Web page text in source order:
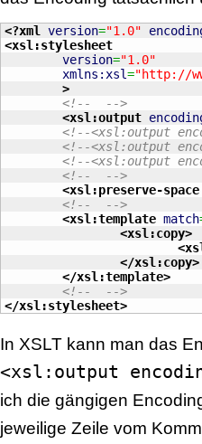
<?xml version="1.0"
<xsl:stylesheet
version="1.0"
xmlns:xsl="http://
>
<!--  -->
<xsl:output
<!--<xsl:output
<!--<xsl:output
<!--<xsl:output
<!--  -->
<xsl:preserve-space
<!--  -->
<xsl:template match
<xsl:copy>
</xsl:copy>
</xsl:template>
<!--  -->
</xsl:stylesheet>
In XSLT kann man das
<xsl:output
ich die gängigen
jeweilige Zeile vom